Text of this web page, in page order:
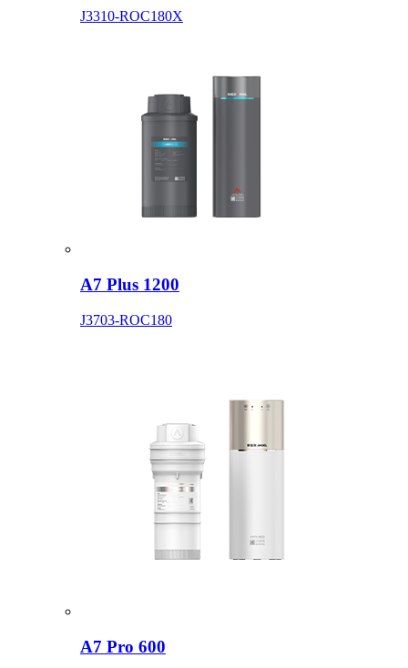
J3310-ROC180X
A7 Plus 1200
J3703-ROC180
A7 Pro 600